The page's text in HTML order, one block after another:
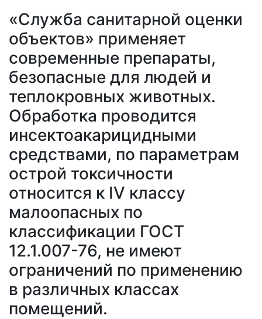
«Служба санитарной оценки
объектов» применяет
современные препараты,
безопасные для людей и
теплокровных животных.
Обработка проводится
инсектоакарицидными
средствами, по параметрам
острой токсичности
относится к IV классу
малоопасных по
классификации ГОСТ
12.1.007-76, не имеют
ограничений по применению
в различных классах
помещений.